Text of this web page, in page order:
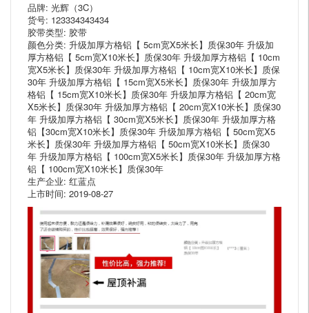
品牌: 光辉（3C）
货号: 123334343434
胶带类型: 胶带
颜色分类: 升级加厚方格铝【 5cm宽X5米长】质保30年 升级加
厚方格铝【 5cm宽X10米长】质保30年 升级加厚方格铝【 10cm
宽X5米长】质保30年 升级加厚方格铝【 10cm宽X10米长】质保
30年 升级加厚方格铝【 15cm宽X5米长】质保30年 升级加厚方
格铝【 15cm宽X10米长】质保30年 升级加厚方格铝【 20cm宽
X5米长】质保30年 升级加厚方格铝【 20cm宽X10米长】质保30
年 升级加厚方格铝【 30cm宽X5米长】质保30年 升级加厚方格
铝【30cm宽X10米长】质保30年 升级加厚方格铝【 50cm宽X5
米长】质保30年 升级加厚方格铝【 50cm宽X10米长】质保30
年 升级加厚方格铝【 100cm宽X5米长】质保30年 升级加厚方格
铝【 100cm宽X10米长】质保30年
生产企业: 红蓝点
上市时间: 2019-08-27